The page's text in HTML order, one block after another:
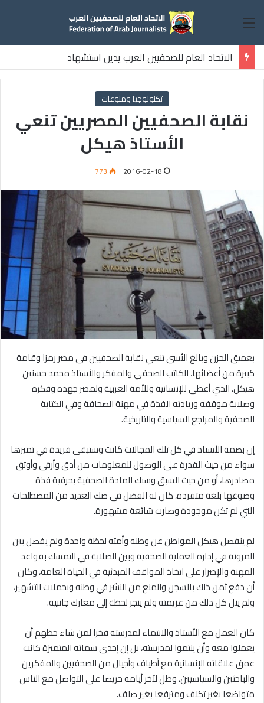
القائمة
الاتحاد العام للصحفيين العرب يدين استشهاد
ثلاثة صحفيين فلسطينيين باستهداف إسرائيلي وسط قطاع غزة
تكنولوجيا ومنوعات
نقابة الصحفيين المصريين تنعي
الأستاذ هيكل
2016-02-18
773
بعميق الحزن وبالغ الأسى تنعي نقابة الصحفيين فى مصر رمزا وقامة
كبيرة من أعضائها، الكاتب الصحفي والمفكر والأستاذ محمد حسنين
هيكل، الذي أعطى للإنسانية وللأمة العربية ولمصر جهده وفكره
وصلابة موقفه وريادته الفذة في مهنة الصحافة وفي الكتابة
الصحفية والمراجع السياسية والتاريخية.
إن بصمة الأستاذ في كل تلك المجالات كانت وستبقى فريدة في تميزها
سواء من حيث القدرة على الوصول للمعلومات من أدق وأرقى وأوثق
مصادرها، أو من حيث السبق وسبك المادة الصحفية بحرفية فذة
وصوغها بلغة متفردة، كان له الفضل فى صك العديد من المصطلحات
التي لم تكن موجودة وصارت شائعة مشهورة.
لم ينفصل هيكل المواطن عن وطنه وأمته لحظة واحدة ولم يفصل بين
المرونة في إدارة العملية الصحفية وبين الصلابة في التمسك بقواعد
المهنة والإصرار على اتخاذ المواقف المبدئية في الحياة العامة، وكان
أن دفع ثمن ذلك بالسجن والمنع من النشر في وطنه وبحملات التشهير،
ولم ينل كل ذلك من عزيمته ولم ينجر لحظة إلى معارك جانبية.
كان العمل مع الأستاذ والانتماء لمدرسته فخرا لمن شاء حظهم أن
يعملوا معه وأن ينتموا لمدرسته، بل إن إحدى سماته المتميزة كانت
عمق علاقاته الإنسانية مع أطياف وأجيال من الصحفيين والمفكرين
والباحثين والسياسيين، وظل لآخر أيامه حريصا على التواصل مع الناس
متواضعا بغير تكلف ومترفعا بغير صلف.